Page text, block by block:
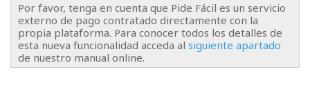
Por favor, tenga en cuenta que Pide Fácil es un servicio
externo de pago contratado directamente con la
propia plataforma. Para conocer todos los detalles de
esta nueva funcionalidad acceda al siguiente apartado
de nuestro manual online.